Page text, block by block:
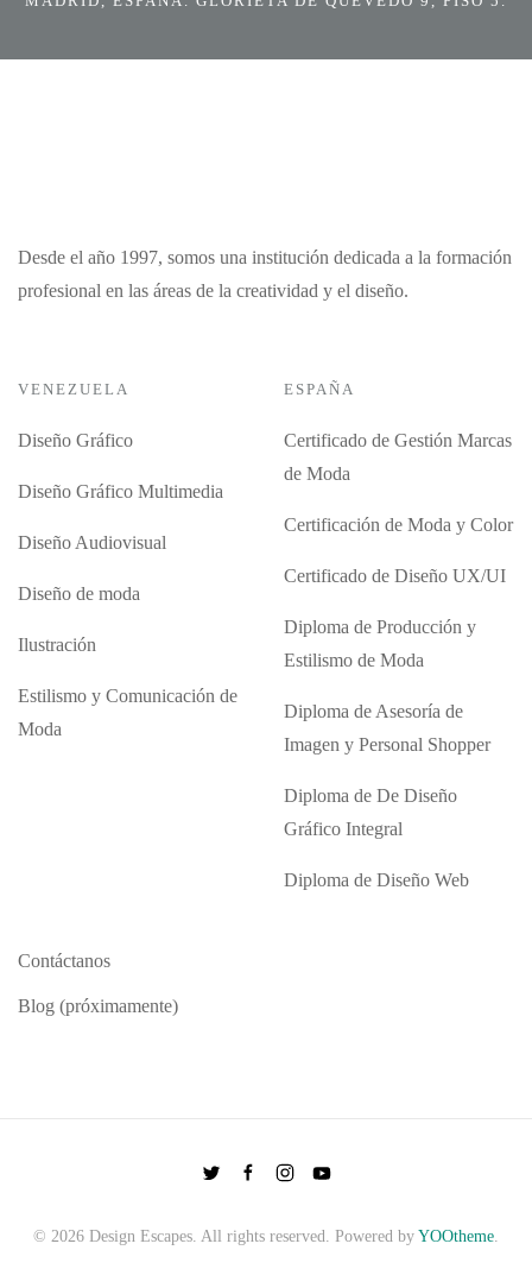
Desde el año 1997, somos una institución dedicada a la formación
profesional en las áreas de la creatividad y el diseño.
VENEZUELA
Diseño Gráfico
Diseño Gráfico Multimedia
Diseño Audiovisual
Diseño de moda
Ilustración
Estilismo y Comunicación de
Moda
ESPAÑA
Certificado de Gestión Marcas
de Moda
Certificación de Moda y Color
Certificado de Diseño UX/UI
Diploma de Producción y
Estilismo de Moda
Diploma de Asesoría de
Imagen y Personal Shopper
Diploma de De Diseño
Gráfico Integral
Diploma de Diseño Web
Contáctanos
Blog (próximamente)
© 2026 Design Escapes. All rights reserved. Powered by YOOtheme.